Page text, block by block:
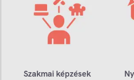
Szakmai képzések